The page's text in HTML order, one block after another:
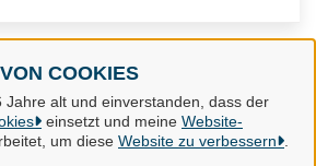
COOKIES
Jahre alt und einverstanden, dass der
einsetzt und meine Website-
um diese Website zu verbessern